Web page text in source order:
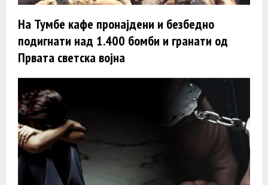
На Тумбе кафе пронајдени и безбедно
подигнати над 1.400 бомби и гранати од
Првата светска војна